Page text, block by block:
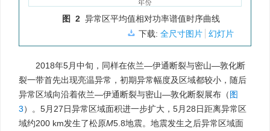
图 2 异常区平均值相对功率谱值时序曲线
下载: 全尺寸图片 幻灯片
2018年5月中旬，同样在依兰—伊通断裂与密山—敦化断
裂一带首先出现亮温异常，初期异常幅度及区域都较小，随后
异常区域向沿着依兰—伊通断裂与密山—敦化断裂展布（图
3）。5月27日异常区域面积进一步扩大，5月28日距离异常区
域约200 km发生了松原M5.8地震。地震发生之后异常区域面